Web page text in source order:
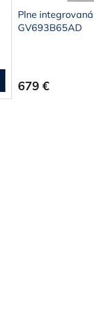
Plne
GV693B65AD
679 €